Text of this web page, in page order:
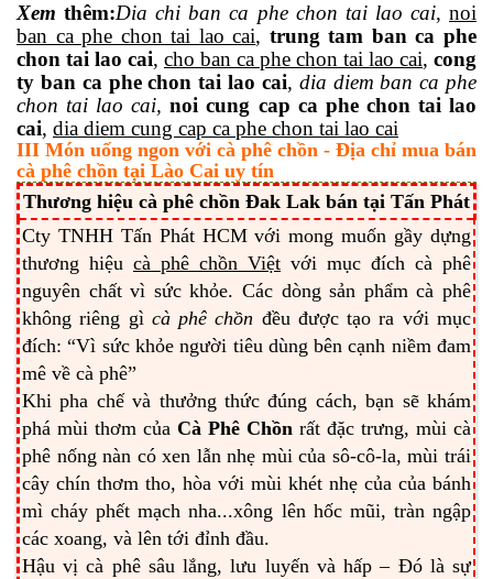
Xemthêm:Dia chi ban ca phe chon tai lao cai,noi
ban ca phe chon tai lao cai, trung tam ban ca phe
chon tai lao cai, cho ban ca phe chon tai lao cai, cong
ty ban ca phe chon tai lao cai, dia diem ban ca phe
chon tai lao cai, noi cung cap ca phe chon tai lao
cai, dia diem cung cap ca phe chon tai lao cai
III Món uống ngon với cà phê chồn - Địa chỉ mua bán
cà phê chồn tại Lào Cai uy tín
Thương hiệu cà phê chồn Đak Lak bán tại Tấn Phát
Cty TNHH Tấn Phát HCM với mong muốn gầy dựng
thương hiệu cà phê chồn Việt với mục đích cà phê
nguyên chất vì sức khỏe. Các dòng sản phẩm cà phê
không riêng gì cà phê chồn đều được tạo ra với mục
đích: “Vì sức khỏe người tiêu dùng bên cạnh niềm đam
mê về cà phê”
Khi pha chế và thưởng thức đúng cách, bạn sẽ khám
phá mùi thơm của Cà Phê Chồn rất đặc trưng, mùi cà
phê nống nàn có xen lẫn nhẹ mùi của sô-cô-la, mùi trái
cây chín thơm tho, hòa với mùi khét nhẹ của của bánh
mì cháy phết mạch nha...xông lên hốc mũi, tràn ngập
các xoang, và lên tới đỉnh đầu.
Hậu vị cà phê sâu lắng, lưu luyến và hấp – Đó là sự